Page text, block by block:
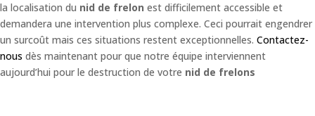
la localisation du nid de frelon est difficilement accessible et
demandera une intervention plus complexe. Ceci pourrait engendrer
un surcoût mais ces situations restent exceptionnelles. Contactez-
nous dès maintenant pour que notre équipe interviennent
aujourd’hui pour le destruction de votre nid de frelons